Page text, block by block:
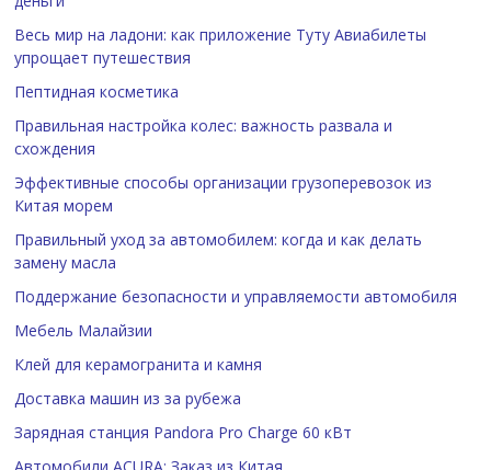
Весь мир на ладони: как приложение Туту Авиабилеты
упрощает путешествия
Пептидная косметика
Правильная настройка колес: важность развала и
схождения
Эффективные способы организации грузоперевозок из
Китая морем
Правильный уход за автомобилем: когда и как делать
замену масла
Поддержание безопасности и управляемости автомобиля
Мебель Малайзии
Клей для керамогранита и камня
Доставка машин из за рубежа
Зарядная станция Pandora Pro Charge 60 кВт